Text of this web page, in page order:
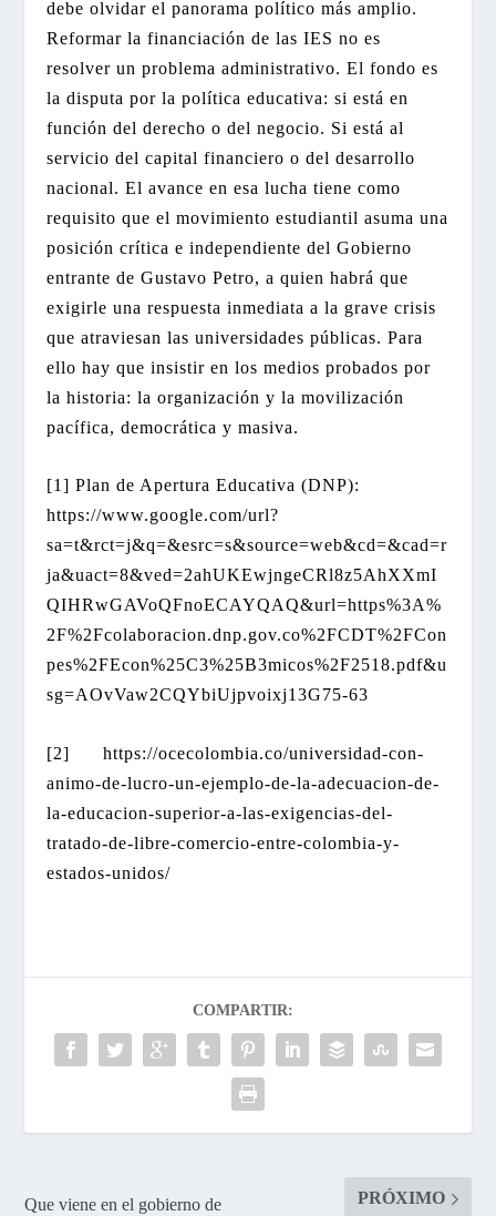
debe olvidar el panorama político más amplio.
Reformar la financiación de las IES no es
resolver un problema administrativo. El fondo es
la disputa por la política educativa: si está en
función del derecho o del negocio. Si está al
servicio del capital financiero o del desarrollo
nacional. El avance en esa lucha tiene como
requisito que el movimiento estudiantil asuma una
posición crítica e independiente del Gobierno
entrante de Gustavo Petro, a quien habrá que
exigirle una respuesta inmediata a la grave crisis
que atraviesan las universidades públicas. Para
ello hay que insistir en los medios probados por
la historia: la organización y la movilización
pacífica, democrática y masiva.
[1] Plan de Apertura Educativa (DNP):
https://www.google.com/url?
sa=t&rct=j&q=&esrc=s&source=web&cd=&cad=r
ja&uact=8&ved=2ahUKEwjngeCRl8z5AhXXmI
QIHRwGAVoQFnoECAYQAQ&url=https%3A%
2F%2Fcolaboracion.dnp.gov.co%2FCDT%2FCon
pes%2FEcon%25C3%25B3micos%2F2518.pdf&u
sg=AOvVaw2CQYbiUjpvoixj13G75-63
[2] https://ocecolombia.co/universidad-con-
animo-de-lucro-un-ejemplo-de-la-adecuacion-de-
la-educacion-superior-a-las-exigencias-del-
tratado-de-libre-comercio-entre-colombia-y-
estados-unidos/
COMPARTIR:
Que viene en el gobierno de
PRÓXIMO